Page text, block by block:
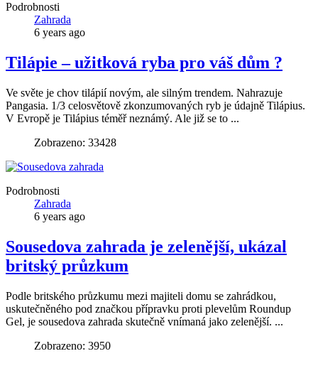
Podrobnosti
Zahrada
6 years ago
Tilápie – užitková ryba pro váš dům ?
Ve světe je chov tilápií novým, ale silným trendem. Nahrazuje
Pangasia. 1/3 celosvětově zkonzumovaných ryb je údajně Tilápius.
V Evropě je Tilápius téměř neznámý. Ale již se to ...
Zobrazeno: 33428
Podrobnosti
Zahrada
6 years ago
Sousedova zahrada je zelenější, ukázal
britský průzkum
Podle britského průzkumu mezi majiteli domu se zahrádkou,
uskutečněného pod značkou přípravku proti plevelům Roundup
Gel, je sousedova zahrada skutečně vnímaná jako zelenější. ...
Zobrazeno: 3950